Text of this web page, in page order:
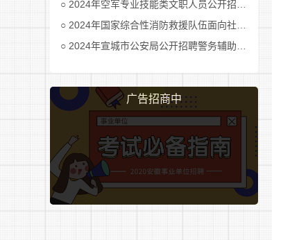
2024年空军专业技能类文职人员公开招考公告
2024年国家综合性消防救援队伍面向社会招录消防员公告
2024年宣城市公安局公开招聘警务辅助人员公告
广告招商中